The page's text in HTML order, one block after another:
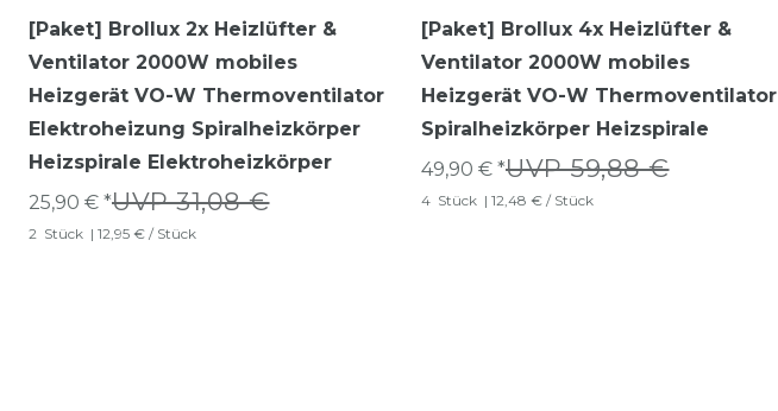
[Paket] Brollux 2x Heizlüfter &
Ventilator 2000W mobiles
Heizgerät VO-W Thermoventilator
Elektroheizung Spiralheizkörper
Heizspirale Elektroheizkörper
UVP 31,08 €
25,90 € *
2 Stück | 12,95 € / Stück
[Paket] Brollux 4x Heizlüfter &
Ventilator 2000W mobiles
Heizgerät VO-W Thermoventilator
Spiralheizkörper Heizspirale
UVP 59,88 €
49,90 € *
4 Stück | 12,48 € / Stück